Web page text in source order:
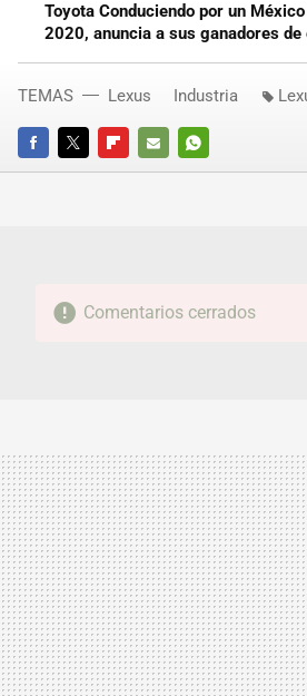
Toyota Conduciendo por un
2020, anuncia a sus ganadores de
FACEBOOKTWITTERFLIPBOARD
E-
WHATSAPP
TEMAS Lexus Industria
Comentarios cerrados